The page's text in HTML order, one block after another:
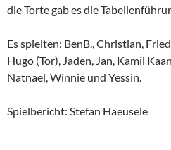
die Torte gab es die
Es spielten: BenB., Christian,
Hugo (Tor), Jaden, Jan, Kamil
Natnael, Winnie und Yessin.
Spielbericht: Stefan Haeusele